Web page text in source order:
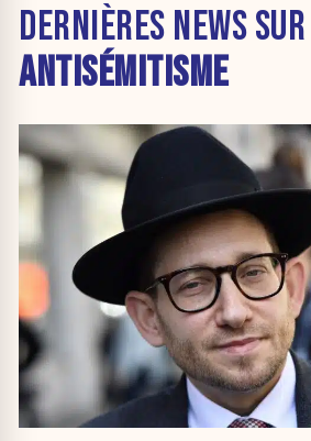
DERNIÈRES NEWS SUR
ANTISÉMITISME